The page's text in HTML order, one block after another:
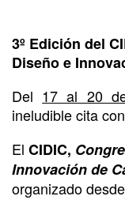
3º Edición del
Diseño e
Del 17 al 20
ineludible cita
El CIDIC,
Innovación de
organizado